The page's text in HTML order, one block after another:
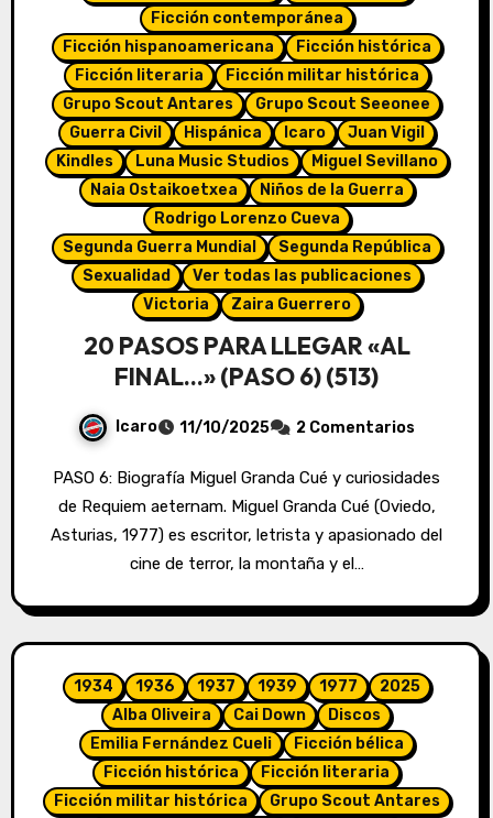
Ficción contemporánea
Ficción hispanoamericana
Ficción histórica
Ficción literaria
Ficción militar histórica
Grupo Scout Antares
Grupo Scout Seeonee
Guerra Civil
Hispánica Icaro
Juan Vigil
Kindles
Luna Music Studios
Miguel Sevillano
Naia Ostaikoetxea
Niños de la Guerra
Rodrigo Lorenzo Cueva
Segunda Guerra Mundial
Segunda República
Sexualidad
Ver todas las publicaciones
Victoria
Zaira Guerrero
20 PASOS PARA LLEGAR «AL
FINAL…» (PASO 6) (513)
Icaro 11/10/2025 2 Comentarios
PASO 6: Biografía Miguel Granda Cué y curiosidades
de Requiem aeternam. Miguel Granda Cué (Oviedo,
Asturias, 1977) es escritor, letrista y apasionado del
cine de terror, la montaña y el…
1934 1936 1937 1939 1977
2025
Alba Oliveira
Cai Down
Discos
Emilia Fernández Cueli
Ficción bélica
Ficción histórica
Ficción literaria
Ficción militar histórica
Grupo Scout Antares